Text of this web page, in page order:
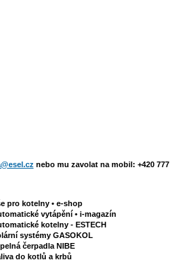
nebo mu zavolat na mobil: +420 777
pro kotelny •e-shop
vytápění •i-magazín
kotelny - ESTECH
systémy GASOKOL
čerpadla NIBE
do kotlů a krbů